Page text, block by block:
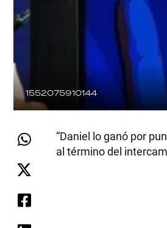
1552075910144
“Daniel lo ganó por
al término del